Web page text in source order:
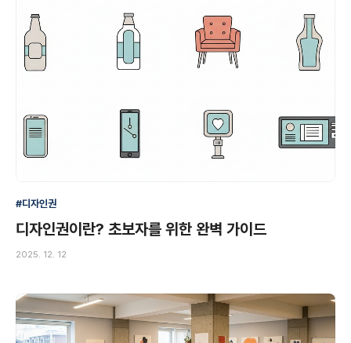
#디자인권
디자인권이란? 초보자를 위한 완벽 가이드
2025. 12. 12